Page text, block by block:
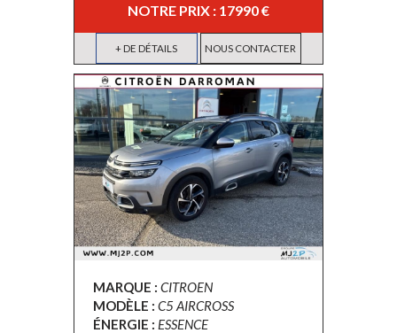
NOTRE PRIX : 17990 €
+ DE DÉTAILS NOUS CONTACTER
MARQUE : CITROEN
MODÈLE : C5 AIRCROSS
ÉNERGIE : ESSENCE